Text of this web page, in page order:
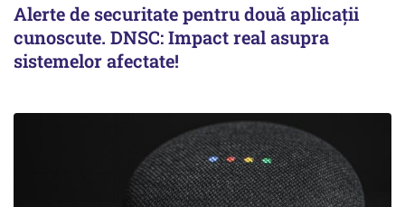
Alerte de securitate pentru două aplicații
cunoscute. DNSC: Impact real asupra
sistemelor afectate!